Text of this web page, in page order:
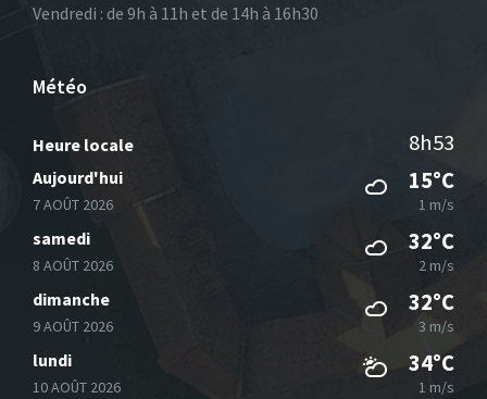
Vendredi : de 9h à 11h et de 14h à 16h30
Météo
Heure locale 8h53
Aujourd'hui
7 AOÛT 2026
15°C
1 m/s
samedi
8 AOÛT 2026
32°C
2 m/s
dimanche
9 AOÛT 2026
32°C
3 m/s
lundi
10 AOÛT 2026
34°C
1 m/s